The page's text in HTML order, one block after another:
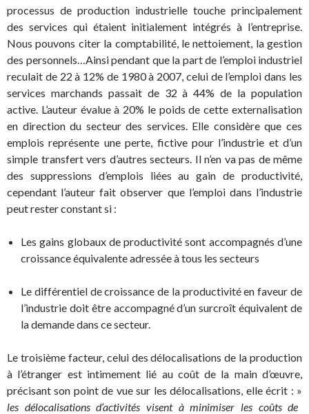
processus de production industrielle touche principalement
des services qui étaient initialement intégrés à l’entreprise.
Nous pouvons citer la comptabilité, le nettoiement, la gestion
des personnels…Ainsi pendant que la part de l’emploi industriel
reculait de 22 à 12% de 1980 à 2007, celui de l’emploi dans les
services marchands passait de 32 à 44% de la population
active. L’auteur évalue à 20% le poids de cette externalisation
en direction du secteur des services. Elle considère que ces
emplois représente une perte, fictive pour l’industrie et d’un
simple transfert vers d’autres secteurs. Il n’en va pas de même
des suppressions d’emplois liées au gain de productivité,
cependant l’auteur fait observer que l’emploi dans l’industrie
peut rester constant si :
Les gains globaux de productivité sont accompagnés d’une
croissance équivalente adressée à tous les secteurs
Le différentiel de croissance de la productivité en faveur de
l’industrie doit être accompagné d’un surcroît équivalent de
la demande dans ce secteur.
Le troisième facteur, celui des délocalisations de la production
à l’étranger est intimement lié au coût de la main d’œuvre,
précisant son point de vue sur les délocalisations, elle écrit : »
les délocalisations d’activités visent à minimiser les coûts de